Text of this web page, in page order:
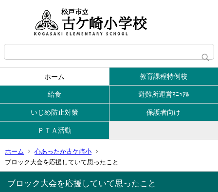
ホーム 教育課程特例校
給食 避難所運営ﾏﾆｭｱﾙ
いじめ防止対策 保護者向け
ＰＴＡ活動
ホーム
心あったか古ケ崎小
ブロック大会を応援していて思ったこと
ブロック大会を応援していて思ったこと